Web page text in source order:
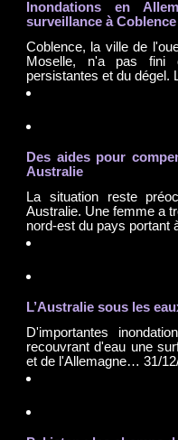
Inondations en
surveillance à Coblence
Coblence, la ville de
Moselle, n'a pas fini
persistantes et du
Des aides pour
Australie
La situation reste
Australie. Une femme a
nord-est du pays
L’Australie sous les
D'importantes
recouvrant d'eau une
et de l'Allemagne… 31/